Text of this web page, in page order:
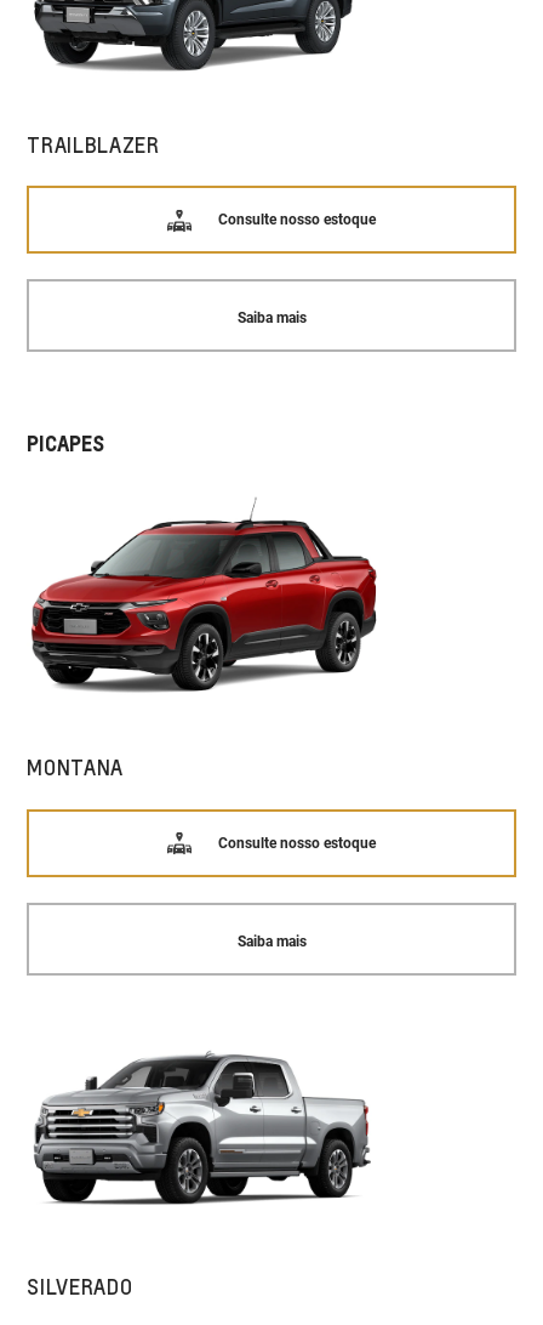
TRAILBLAZER
Consulte nosso estoque
Saiba mais
PICAPES
MONTANA
Consulte nosso estoque
Saiba mais
SILVERADO